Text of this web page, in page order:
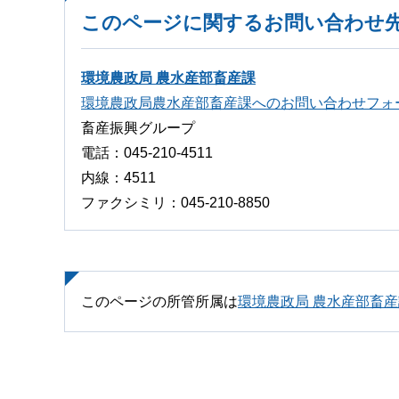
このページに関するお問い合わせ
環境農政局 農水産部畜産課
環境農政局農水産部畜産課へのお問い合わせフォ
畜産振興グループ
電話：045-210-4511
内線：4511
ファクシミリ：045-210-8850
このページの所管所属は環境農政局 農水産部畜